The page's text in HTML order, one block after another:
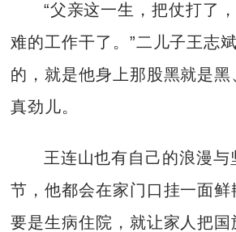
“父亲这一生，把仗打了
难的工作干了。”二儿子王志
的，就是他身上那股黑就是
真劲儿。
王连山也有自己的浪漫与
节，他都会在家门口挂一面鲜
要是生病住院，就让家人把国